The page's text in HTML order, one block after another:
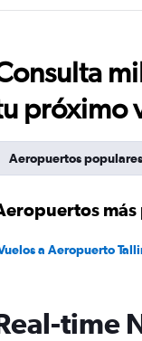
próximo
Aeropuertos
a Aeropuerto
time